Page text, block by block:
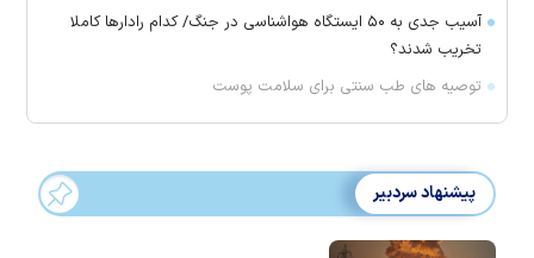
آسیب جدی به ۵۰ ایستگاه هواشناسی در جنگ/ کدام رادار‌ها کاملا
تخریب شدند؟
توصیه های طب سنتی برای سلامت پوست
پیشنهاد سردبیر